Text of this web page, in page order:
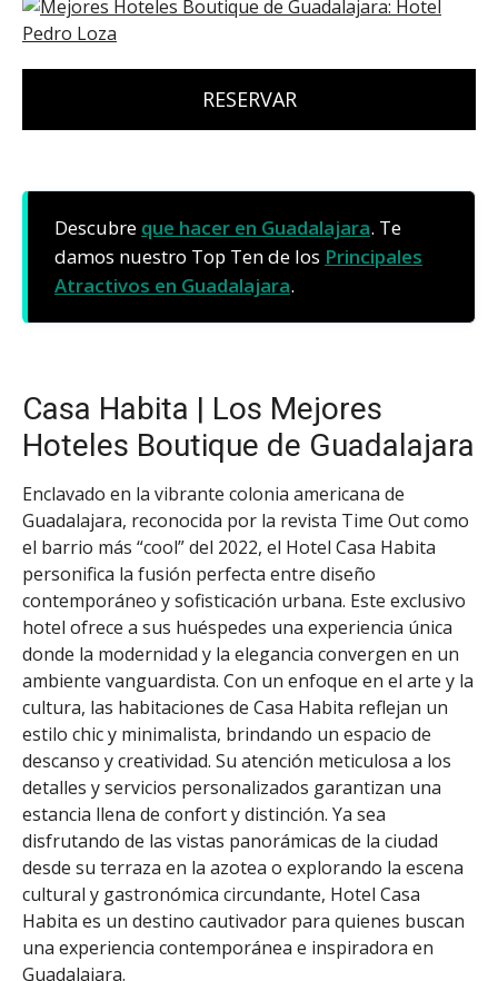
RESERVAR
Descubre que hacer en Guadalajara. Te
damos nuestro Top Ten de los Principales
Atractivos en Guadalajara.
Casa Habita | Los Mejores
Hoteles Boutique de Guadalajara
Enclavado en la vibrante colonia americana de
Guadalajara, reconocida por la revista Time Out como
el barrio más “cool” del 2022, el Hotel Casa Habita
personifica la fusión perfecta entre diseño
contemporáneo y sofisticación urbana. Este exclusivo
hotel ofrece a sus huéspedes una experiencia única
donde la modernidad y la elegancia convergen en un
ambiente vanguardista. Con un enfoque en el arte y la
cultura, las habitaciones de Casa Habita reflejan un
estilo chic y minimalista, brindando un espacio de
descanso y creatividad. Su atención meticulosa a los
detalles y servicios personalizados garantizan una
estancia llena de confort y distinción. Ya sea
disfrutando de las vistas panorámicas de la ciudad
desde su terraza en la azotea o explorando la escena
cultural y gastronómica circundante, Hotel Casa
Habita es un destino cautivador para quienes buscan
una experiencia contemporánea e inspiradora en
Guadalajara.